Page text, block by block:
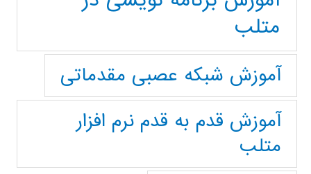
متلب
آموزش شبکه عصبی مقدماتی
آموزش قدم به قدم نرم افزار
متلب